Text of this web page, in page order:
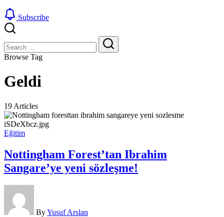
Subscribe
Search
Search
Browse Tag
Geldi
19 Articles
Eğitim
Nottingham Forest’tan Ibrahim
Sangare’ye yeni sözleşme!
ByYusuf Arslan